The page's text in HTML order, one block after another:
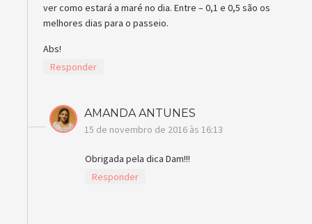
ver como estará a maré no dia. Entre – 0,1 e 0,5 são os
melhores dias para o passeio.
Abs!
Responder
AMANDA ANTUNES
15 de novembro de 2016 às 16:13
Obrigada pela dica Dam!!!
Responder